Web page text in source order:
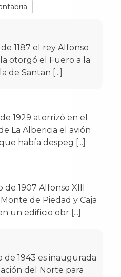
de 1187 el rey Alfonso
otorgó el Fuero a la
de Santan [...]
1929 aterrizó en el
La Albericia el avión
había despeg
[...]
de 1907 Alfonso XIII
de Piedad y Caja
un edificio obr [...]
de 1943 es inaugurada
del Norte para